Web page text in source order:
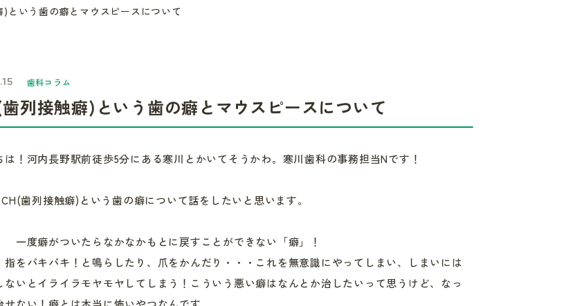
という歯の癖とマウスピースについて
歯科コラム
列接触癖)という歯の癖とマウスピースについて
は！河内長野駅前徒歩5分にある寒川とかいてそうかわ。寒川歯科の事務担当Nです！
歯列接触癖)という歯の癖について話をしたいと思います。
一度癖がついたらなかなかもとに戻すことができない「癖」！
指をパキパキ！と鳴らしたり、爪をかんだり・・・これを無意識にやってしまい、しまいには
ないとイライラモヤモヤしてしまう！こういう悪い癖はなんとか治したいって思うけど、なっ